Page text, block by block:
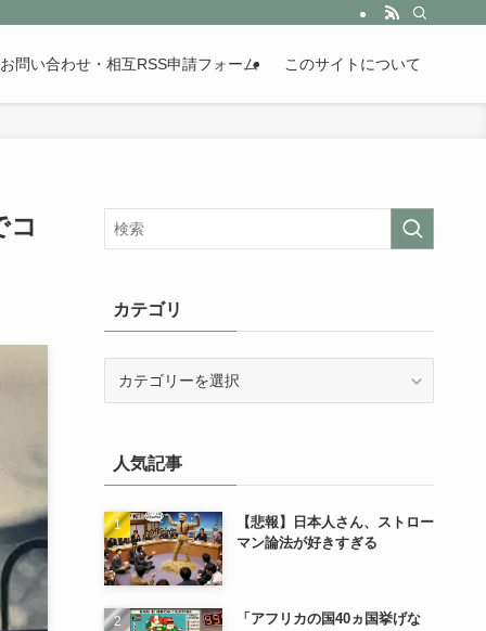
お問い合わせ・相互RSS申請フォーム このサイトについて
コ
カテゴリ
人気記事
【悲報】日本人さん、ストロー
マン論法が好きすぎる
「アフリカの国40ヵ国挙げな